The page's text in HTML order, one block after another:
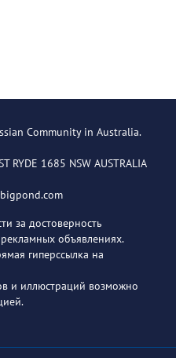
Community in Australia.
RYDE 1685 NSW AUSTRALIA
за достоверность
объявлениях.
гиперссылка на
и иллюстраций возможно